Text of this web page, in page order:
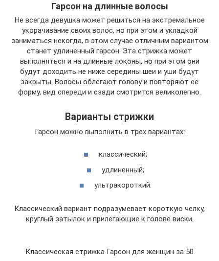
Гарсон на длинные волосы
Не всегда девушка может решиться на экстремальное
укорачивание своих волос, но при этом и укладкой
заниматься некогда, в этом случае отличным вариантом
станет удлиненный гарсон. Эта стрижка может
выполняться и на длинные локоны, но при этом они
будут доходить не ниже середины шеи и уши будут
закрыты. Волосы облегают голову и повторяют ее
форму, вид спереди и сзади смотрится великолепно.
Варианты стрижки
Гарсон можно выполнить в трех вариантах:
классический;
удлиненный;
ультракороткий.
Классический вариант подразумевает короткую челку,
круглый затылок и прилегающие к голове виски.
Классическая стрижка Гарсон для женщин за 50